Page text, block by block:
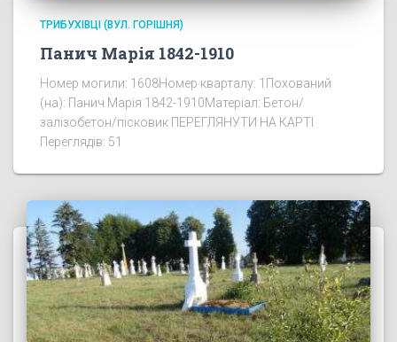
ТРИБУХІВЦІ (ВУЛ. ГОРІШНЯ)
Панич Марія 1842-1910
Номер могили: 1608Номер кварталу: 1Похований
(на): Панич Марія 1842-1910Матеріал: Бетон/
залізобетон/пісковик ПЕРЕГЛЯНУТИ НА КАРТІ
Переглядів: 51